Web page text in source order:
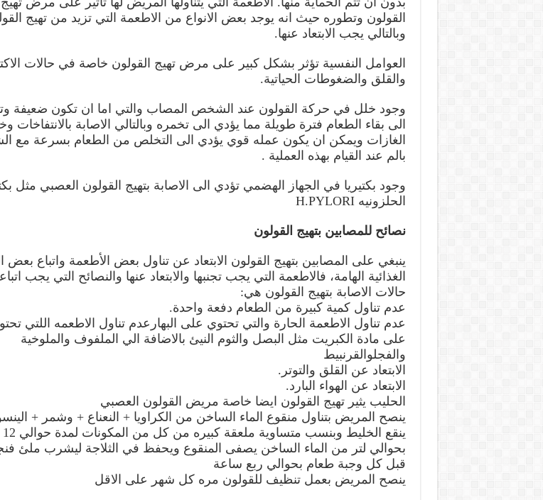
القولون وتطوره حيث انه يوجد بعض الانواع من الاطعمة التي تزيد من تهيج
وبالتالي يجب الابتعاد عنها.
العوامل النفسية تؤثر بشكل كبير على مرض تهيج القولون خاصة في حالات
والقلق والضغوطات الحياتية.
وجود خلل في حركة القولون عند الشخص المصاب والتي اما ان تكون ضعيفة
الى بقاء الطعام فترة طويلة مما يؤدي الى تخمره وبالتالي الاصابة بالانتفاخات
الغازات ويمكن ان يكون عمله قوي يؤدي الى التخلص من الطعام بسرعة مع
بالم عند القيام بهذه العملية .
وجود بكتيريا في الجهاز الهضمي تؤدي الى الاصابة بتهيج القولون العصبي مثل
الحلزونيه H.PYLORI
نصائح للمصابين بتهيج القولون
ينبغي على المصابين بتهيج القولون الابتعاد عن تناول بعض الأطعمة واتباع بعض
الغذائية الهامة، فالاطعمة التي يجب تجنبها والابتعاد عنها والنصائح التي يجب
حالات الاصابة بتهيج القولون هي:
عدم تناول كمية كبيرة من الطعام دفعة واحدة.
عدم تناول الاطعمة الحارة والتي تحتوي على البهارعدم تناول الاطعمه اللتي
على مادة الكبريت مثل البصل والثوم النيئ بالاضافة الي الملفوف والملوخية
والفجلوالقرنبيط
الابتعاد عن القلق والتوتر.
الابتعاد عن الهواء البارد.
الحليب يثير تهيج القولون ايضا خاصة مريض القولون العصبي
ينصح المريض بتناول منقوع الماء الساخن من الكراويا + النعناع + وشمر +
بحوالي لتر من الماء الساخن يصفى المنقوع ويحفظ في الثلاجة ليشرب ملئ
قبل كل وجبة طعام بحوالي ربع ساعة
ينصح المريض بعمل تنظيف للقولون مره كل شهر على الاقل